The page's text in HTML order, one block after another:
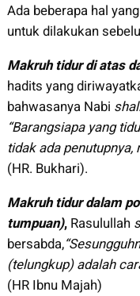
Ada beberapa hal
untuk dilakukan
Makruh tidur di atas
hadits yang
bahwasanya Nabi
“Barangsiapa yang
tidak ada
(HR. Bukhari).
Makruh tidur dalam
tumpuan),Rasulullah
bersabda,
(telungkup) adalah
(HR Ibnu Majah)